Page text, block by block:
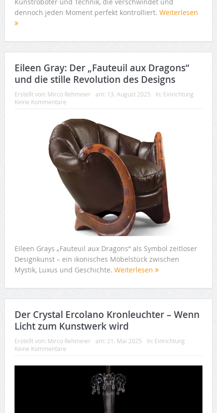
dennoch jeden Moment perfekt kontrolliert. Weiterlesen
Eileen Gray: Der „Fauteuil aux Dragons“
und die stille Revolution des Designs
Erstellt von: Mirco Rehmeier am: 13. August 2025 In: Einrichtung
Keine Kommentare
Eileen Grays „Fauteuil aux Dragons“ als Symbol zeitloser
Designkunst – ein ikonisches Möbelstück zwischen
Mystik, Luxus und Geschichte. Weiterlesen
Der Crystal Ercolano Kronleuchter – Wenn
Licht zum Kunstwerk wird
Erstellt von: Mirco Rehmeier am: 21. Mai 2025 In: Einrichtung
Keine Kommentare